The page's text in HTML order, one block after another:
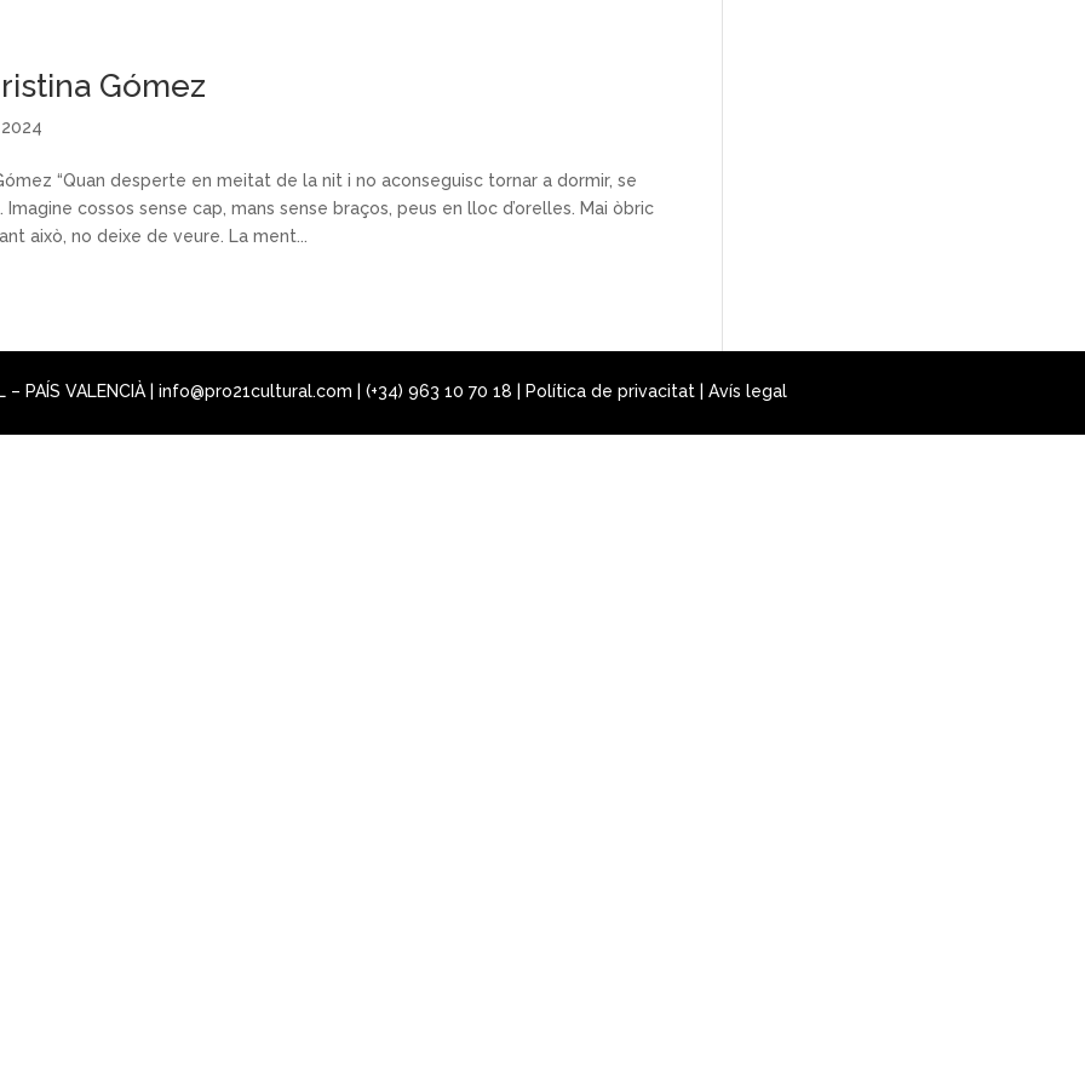
Gómez
“Quan desperte en meitat de la nit i no aconseguisc tornar a dormir, se
Imagine cossos sense cap, mans sense braços, peus en lloc d’orelles. Mai òbric
això, no deixe de veure. La ment...
– PAÍS VALENCIÀ | info@pro21cultural.com | (+34) 963 10 70 18 | Política de privacitat| Avís legal